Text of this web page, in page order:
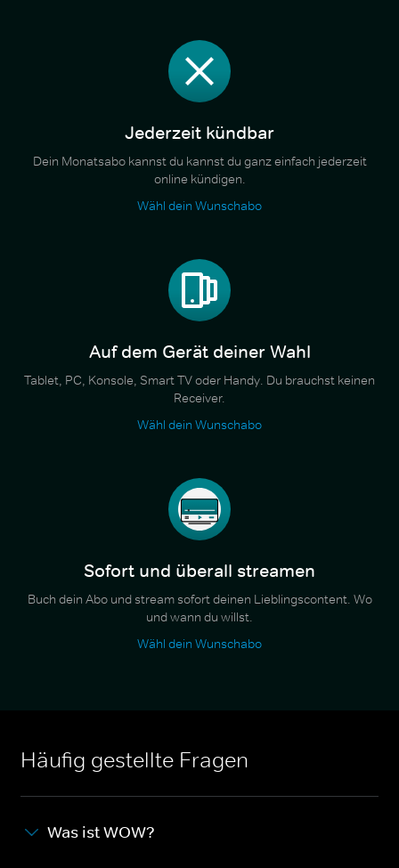
Jederzeit kündbar
Dein Monatsabo kannst du kannst du ganz einfach jederzeit
online kündigen.
Wähl dein Wunschabo
Auf dem Gerät deiner Wahl
Tablet, PC, Konsole, Smart TV oder Handy. Du brauchst keinen
Receiver.
Wähl dein Wunschabo
Sofort und überall streamen
Buch dein Abo und stream sofort deinen Lieblingscontent. Wo
und wann du willst.
Wähl dein Wunschabo
Häufig gestellte Fragen
Was ist WOW?